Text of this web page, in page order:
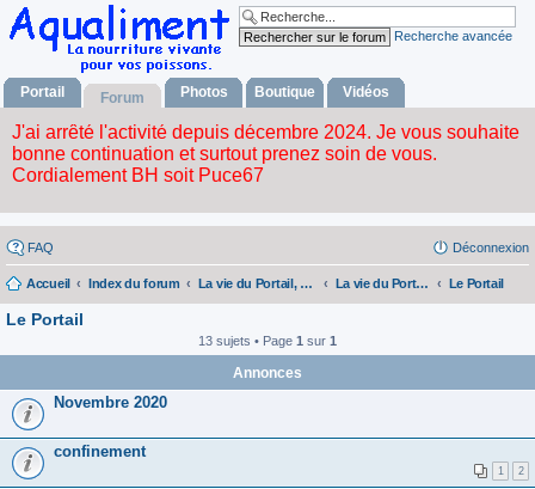
Recherche avancée
Portail Forum Photos Boutique Vidéos
FAQ Déconnexion
Accueil Index du forum La vie du Portail, du forum, de l'album photos, la boutique et des videos. La vie du Portail, du Forum, de l'album Fhotos, la Boutique et des Videos. Le Portail
Le Portail
13 sujets • Page 1 sur 1
Annonces
Novembre 2020
confinement
1 2